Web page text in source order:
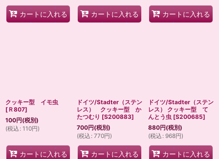
カートに入れる カートに入れる カートに入れる
クッキー型 イモ虫
[ Ｒ807]
100円(税別)
(税込 : 110円)
カートに入れる
ドイツ/Stadter（ステン
レス） クッキー型 か
たつむり [S200883]
700円(税別)
(税込 : 770円)
カートに入れる
ドイツ/Stadter（ステン
レス） クッキー型 て
んとう虫 [S200685]
880円(税別)
(税込 : 968円)
カートに入れる